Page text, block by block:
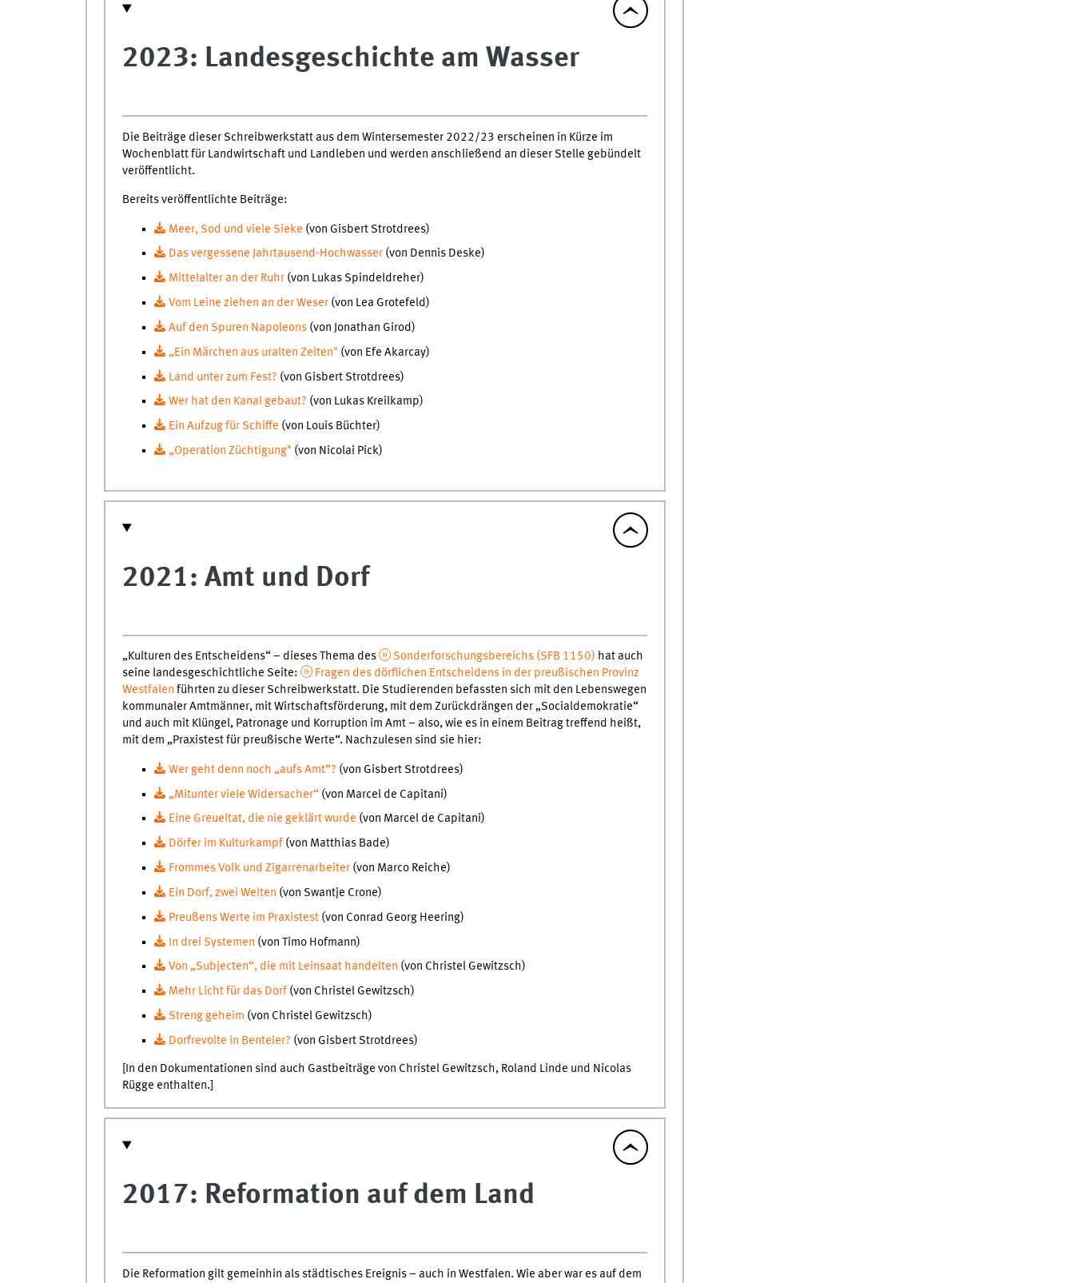
2023: Landesgeschichte am Wasser
Die Beiträge dieser Schreibwerkstatt aus dem Wintersemester 2022/23 erscheinen in Kürze im
Wochenblatt für Landwirtschaft und Landleben und werden anschließend an dieser Stelle gebündelt
veröffentlicht.
Bereits veröffentlichte Beiträge:
Meer, Sod und viele Sieke (von Gisbert Strotdrees)
Das vergessene Jahrtausend-Hochwasser (von Dennis Deske)
Mittelalter an der Ruhr(von Lukas Spindeldreher)
Vom Leine ziehen an der Weser (von Lea Grotefeld)
Auf den Spuren Napoleons(von Jonathan Girod)
„Ein Märchen aus uralten Zeiten" (von Efe Akarcay)
Land unter zum Fest? (von Gisbert Strotdrees)
Wer hat den Kanal gebaut? (von Lukas Kreilkamp)
Ein Aufzug für Schiffe (von Louis Büchter)
„Operation Züchtigung" (von Nicolai Pick)
2021: Amt und Dorf
„Kulturen des Entscheidens“ – dieses Thema des Sonderforschungsbereichs (SFB 1150) hat auch
seine landesgeschichtliche Seite:
Fragen des dörflichen Entscheidens in der preußischen Provinz
Westfalen führten zu dieser Schreibwerkstatt. Die Studierenden befassten sich mit den Lebenswegen
kommunaler Amtmänner, mit Wirtschaftsförderung, mit dem Zurückdrängen der „Socialdemokratie“
und auch mit Klüngel, Patronage und Korruption im Amt – also, wie es in einem Beitrag treffend heißt,
mit dem „Praxistest für preußische Werte“. Nachzulesen sind sie hier:
Wer geht denn noch „aufs Amt“? (von Gisbert Strotdrees)
„Mitunter viele Widersacher“ (von Marcel de Capitani)
Eine Greueltat, die nie geklärt wurde (von Marcel de Capitani)
Dörfer im Kulturkampf (von Matthias Bade)
Frommes Volk und Zigarrenarbeiter (von Marco Reiche)
Ein Dorf, zwei Welten (von Swantje Crone)
Preußens Werte im Praxistest (von Conrad Georg Heering)
In drei Systemen (von Timo Hofmann)
Von „Subjecten“, die mit Leinsaat handelten (von Christel Gewitzsch)
Mehr Licht für das Dorf (von Christel Gewitzsch)
Streng geheim (von Christel Gewitzsch)
Dorfrevolte in Benteler? (von Gisbert Strotdrees)
[In den Dokumentationen sind auch Gastbeiträge von Christel Gewitzsch, Roland Linde und Nicolas
Rügge enthalten.]
2017: Reformation auf dem Land
Die Reformation gilt gemeinhin als städtisches Ereignis – auch in Westfalen. Wie aber war es auf dem